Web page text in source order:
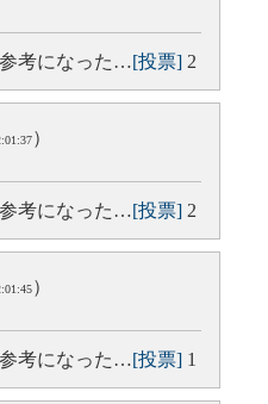
考になった…[投票] 2
）
考になった…[投票] 2
）
考になった…[投票] 1